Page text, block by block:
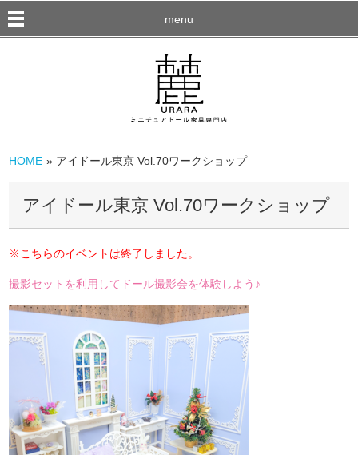
menu
HOME » アイドール東京 Vol.70ワークショップ
アイドール東京 Vol.70ワークショップ
※こちらのイベントは終了しました。
撮影セットを利用してドール撮影会を体験しよう♪